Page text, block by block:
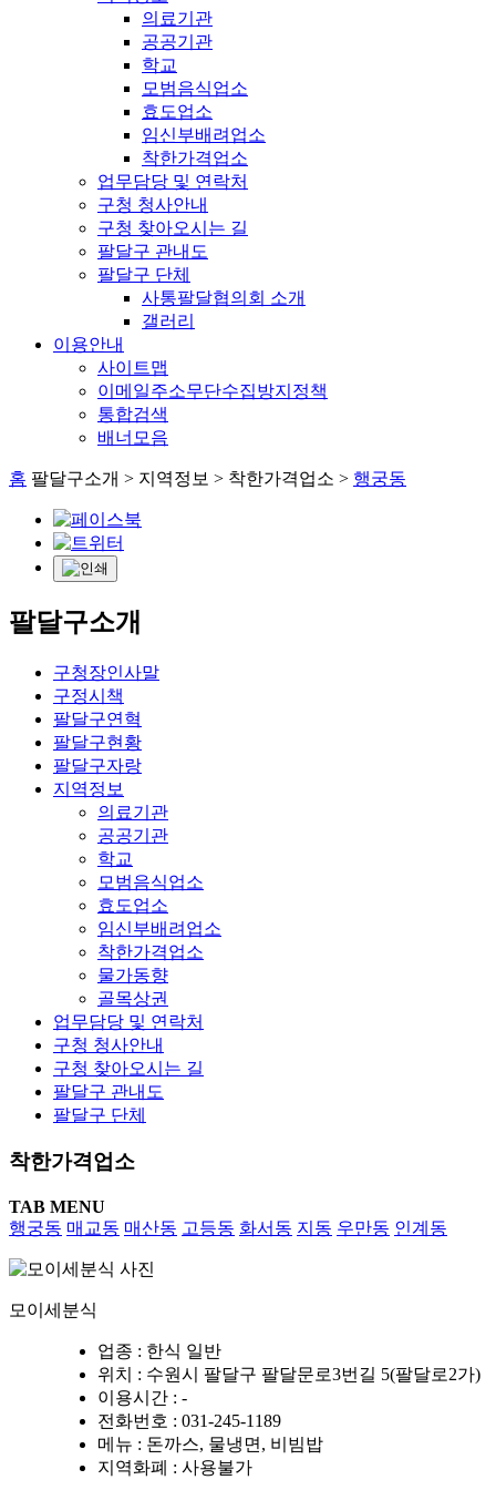
의료기관
공공기관
학교
모범음식업소
효도업소
임신부배려업소
착한가격업소
업무담당 및 연락처
구청 청사안내
구청 찾아오시는 길
팔달구 관내도
팔달구 단체
사통팔달협의회 소개
갤러리
이용안내
사이트맵
이메일주소무단수집방지정책
통합검색
배너모음
홈 팔달구소개 > 지역정보 > 착한가격업소 > 행궁동
팔달구소개
구청장인사말
구정시책
팔달구연혁
팔달구현황
팔달구자랑
지역정보
의료기관
공공기관
학교
모범음식업소
효도업소
임신부배려업소
착한가격업소
물가동향
골목상권
업무담당 및 연락처
구청 청사안내
구청 찾아오시는 길
팔달구 관내도
팔달구 단체
착한가격업소
TAB MENU
행궁동 매교동 매산동 고등동 화서동 지동 우만동 인계동
모이세분식
업종 : 한식 일반
위치
: 수원시 팔달구 팔달문로3번길 5(팔달로2가)
이용시간 : -
전화번호 : 031-245-1189
메뉴 : 돈까스, 물냉면, 비빔밥
지역화폐 : 사용불가